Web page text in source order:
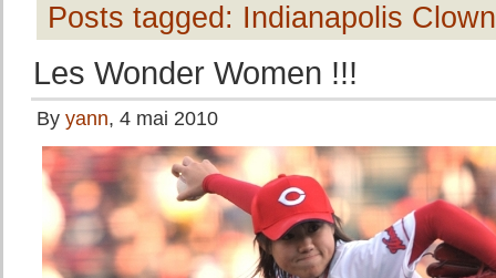
Posts tagged: Indianapolis
Les Wonder Women !!!
By yann, 4 mai 2010